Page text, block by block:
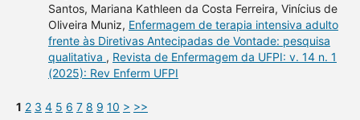
Santos, Mariana Kathleen da Costa Ferreira, Vinícius de
Oliveira Muniz, Enfermagem de terapia intensiva adulto
frente às Diretivas Antecipadas de Vontade: pesquisa
qualitativa , Revista de Enfermagem da UFPI: v. 14 n. 1
(2025): Rev Enferm UFPI
1 2 3 4 5 6 7 8 9 10 > >>